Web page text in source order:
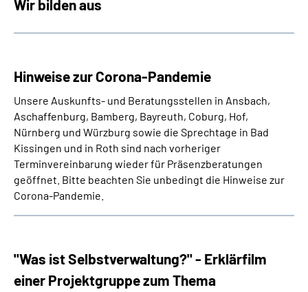
Wir bilden aus
Hinweise zur Corona-Pandemie
Unsere Auskunfts- und Beratungsstellen in Ansbach,
Aschaffenburg, Bamberg, Bayreuth, Coburg, Hof,
Nürnberg und Würzburg sowie die Sprechtage in Bad
Kissingen und in Roth sind nach vorheriger
Terminvereinbarung wieder für Präsenzberatungen
geöffnet. Bitte beachten Sie unbedingt die Hinweise zur
Corona-Pandemie.
"Was ist Selbstverwaltung?" - Erklärfilm
einer Projektgruppe zum Thema